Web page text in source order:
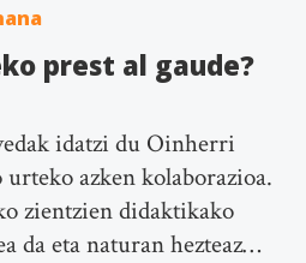
prest al gaude?
idatzi du Oinherri
azken kolaborazioa.
zientzien didaktikako
da eta naturan hezteaz…